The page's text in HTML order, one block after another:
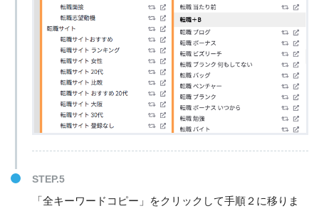
STEP.5
「全キーワードコピー」をクリックして手順２に移りま